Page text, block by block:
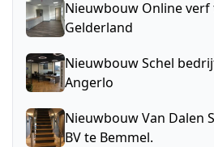
Nieuwbouw Online verf
Gelderland
Nieuwbouw Schel
Angerlo
Nieuwbouw Van Dalen
BV te Bemmel.